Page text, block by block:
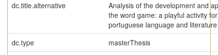
dc.title.alternative
Analysis of the development and
the word game: a playful activity
portuguese language and literature
dc.type
masterThesis